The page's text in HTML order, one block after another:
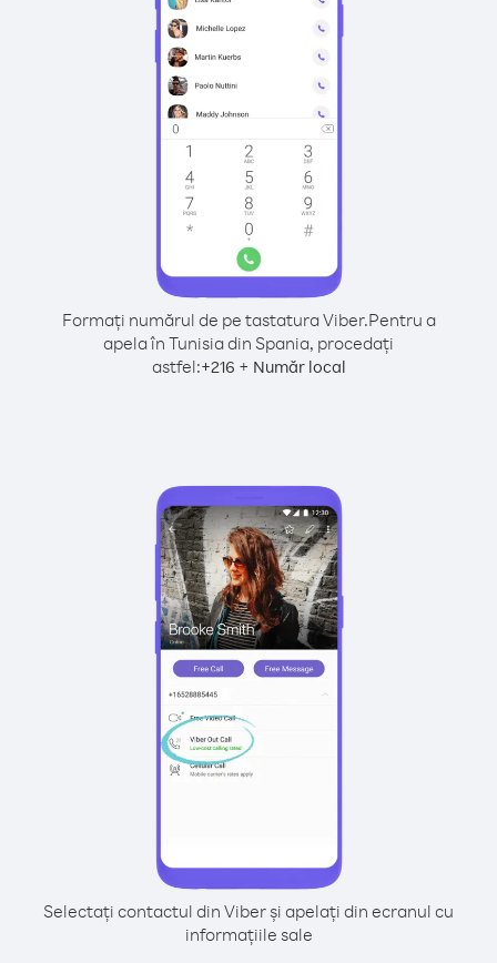
Formați numărul de pe tastatura Viber.Pentru a
apela în Tunisia din Spania, procedați
astfel:+216 + Număr local
Selectați contactul din Viber și apelați din ecranul cu
informațiile sale